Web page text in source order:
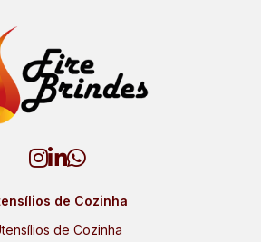
de Cozinha
de Cozinha